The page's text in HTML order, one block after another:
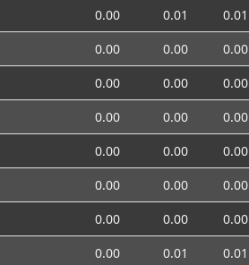
0.00 0.01
0.01
0.00 0.00
0.00
0.00 0.00
0.00
0.00 0.00
0.00
0.00 0.00
0.00
0.00 0.00
0.00
0.00 0.00
0.00
0.00 0.01 0.01